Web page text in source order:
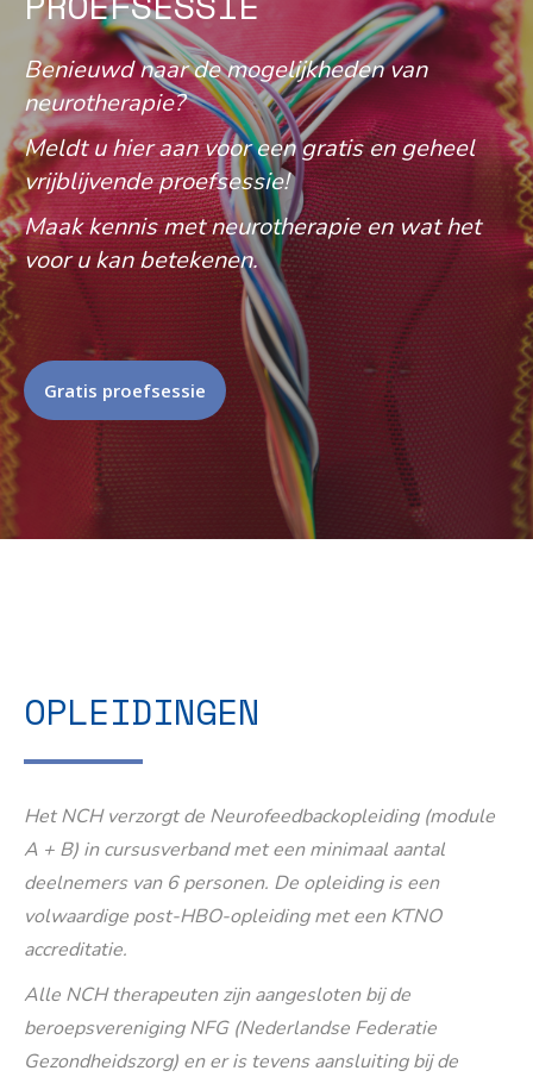
Benieuwd naar de mogelijkheden van
neurotherapie?
Meldt u hier aan voor een gratis en geheel
vrijblijvende proefsessie!
Maak kennis met neurotherapie en wat het
voor u kan betekenen.
Gratis proefsessie
OPLEIDINGEN
Het NCH verzorgt de Neurofeedbackopleiding (module
A + B) in cursusverband met een minimaal aantal
deelnemers van 6 personen. De opleiding is een
volwaardige post-HBO-opleiding met een KTNO
accreditatie.
Alle NCH therapeuten zijn aangesloten bij de
beroepsvereniging NFG (Nederlandse Federatie
Gezondheidszorg) en er is tevens aansluiting bij de